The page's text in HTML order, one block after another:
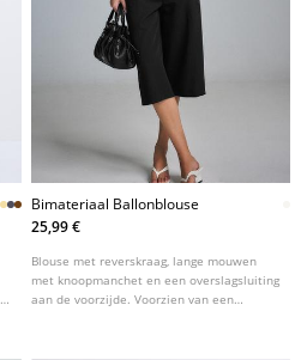
Bimateriaal Ballonblouse
25,99 €
Blouse met reverskraag, lange mouwen
met knoopmanchet en een overslagsluiting
aan de voorzijde. Voorzien van een